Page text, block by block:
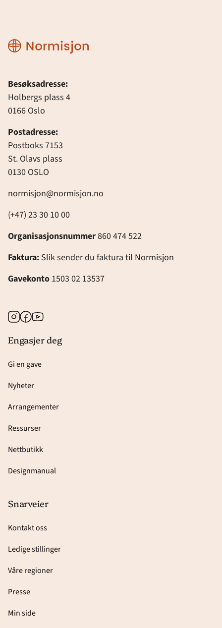
Normisjon
Besøksadresse:
Holbergs plass 4
0166 Oslo
Postadresse:
Postboks 7153
St. Olavs plass
0130 OSLO
normisjon@normisjon.no
(+47) 23 30 10 00
Organisasjonsnummer860 474 522
Faktura: Slik sender du faktura til Normisjon
Gavekonto 1503 02 13537
Instagram
Facebook
Youtube
Engasjer deg
Gi en gave
Nyheter
Arrangementer
Ressurser
Nettbutikk
Designmanual
Snarveier
Kontakt oss
Ledige stillinger
Våre regioner
Presse
Min side